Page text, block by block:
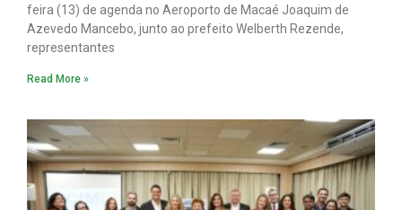
feira (13) de agenda no Aeroporto de Macaé Joaquim de
Azevedo Mancebo, junto ao prefeito Welberth Rezende,
representantes
Read More »